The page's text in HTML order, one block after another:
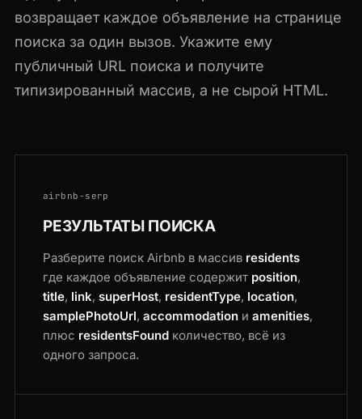
возвращает каждое объявление на странице
поиска за один вызов. Укажите ему
публичный URL поиска и получите
типизированный массив, а не сырой HTML.
airbnb-serp
РЕЗУЛЬТАТЫ ПОИСКА
Разберите поиск Airbnb в массив residents
где каждое объявление содержит position,
title, link, superHost, residentType, location,
samplePhotoUrl, accommodation и amenities,
плюс residentsFound количество, всё из
одного запроса.